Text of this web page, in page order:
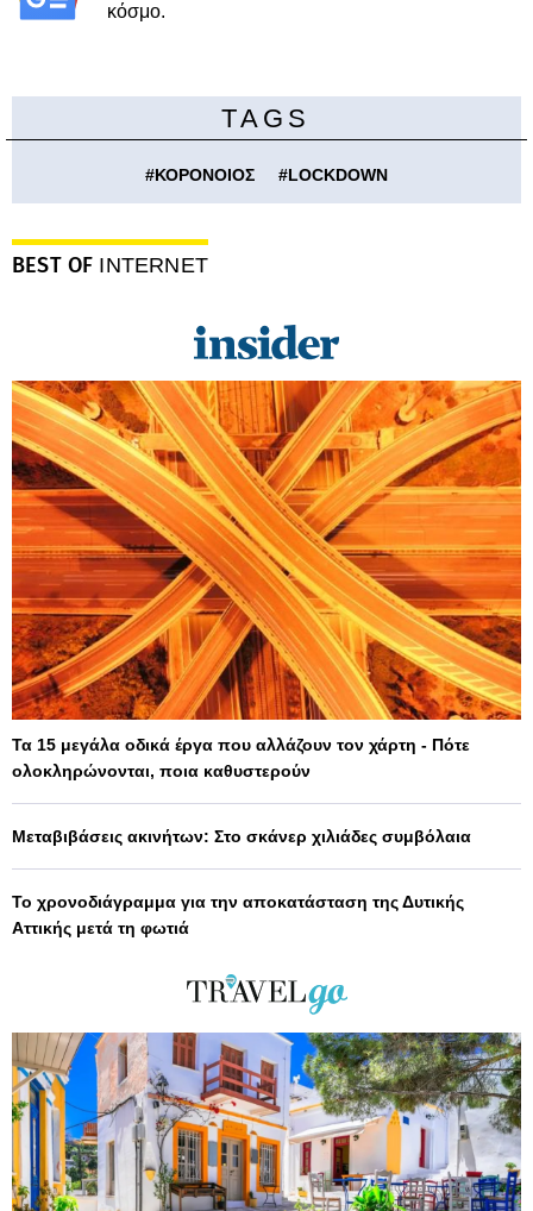
κόσμο.
TAGS
#ΚΟΡΟΝΟΙΟΣ #LOCKDOWN
BEST OF INTERNET
Τα 15 μεγάλα οδικά έργα που αλλάζουν τον χάρτη - Πότε
ολοκληρώνονται, ποια καθυστερούν
Μεταβιβάσεις ακινήτων: Στο σκάνερ χιλιάδες συμβόλαια
Το χρονοδιάγραμμα για την αποκατάσταση της Δυτικής
Αττικής μετά τη φωτιά